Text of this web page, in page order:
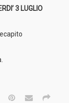
3 LUGLIO